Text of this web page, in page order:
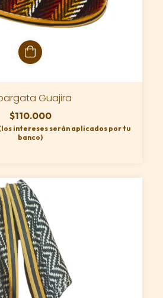
Guajira
$110.000
intereses serán aplicados por tu
banco)